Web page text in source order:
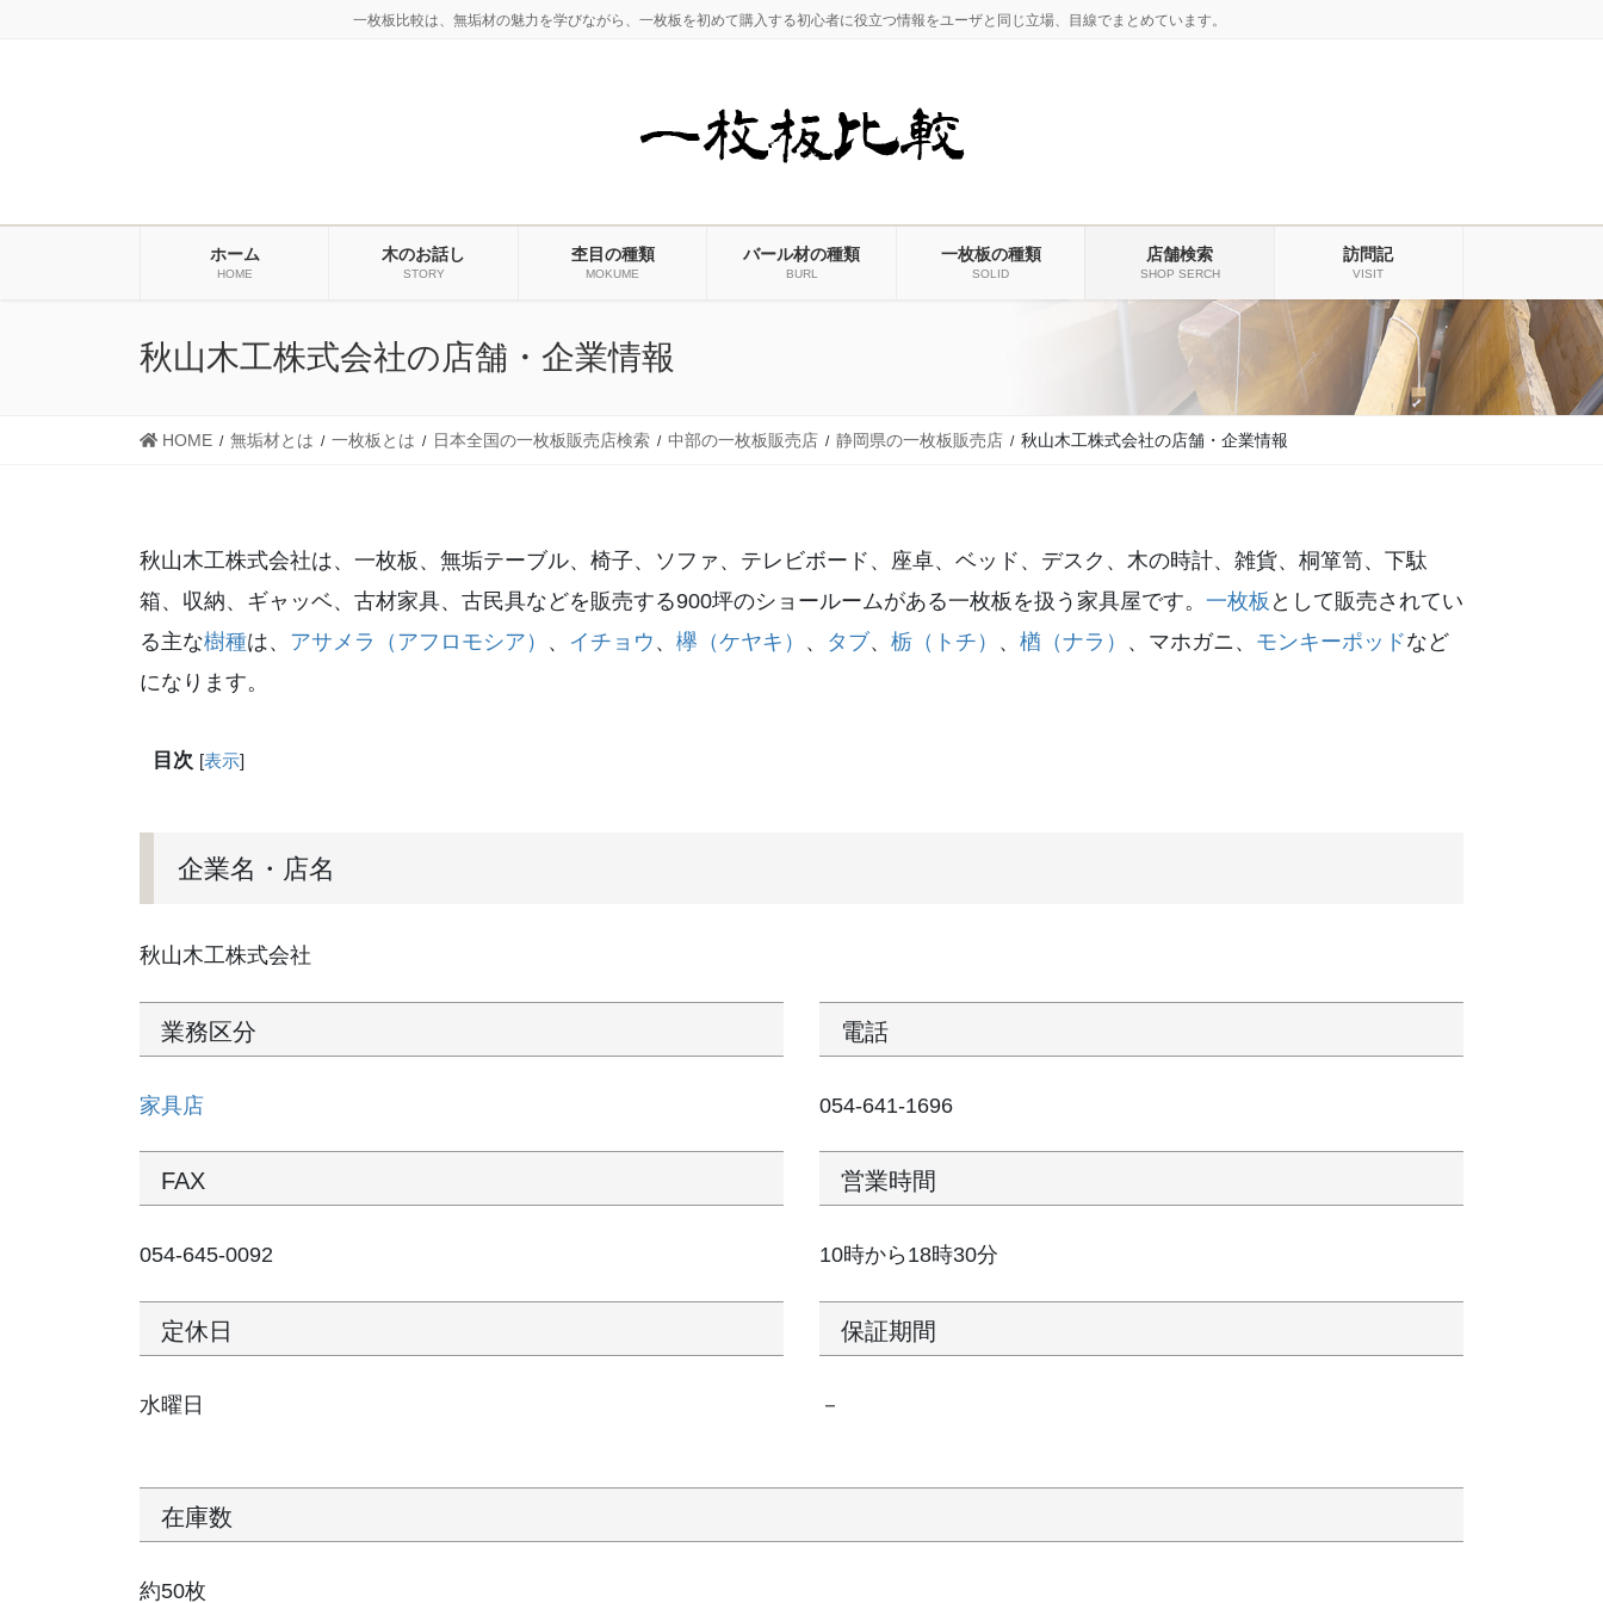
一枚板比較は、無垢材の魅力を学びながら、一枚板を初めて購入する初心者に役立つ情報をユーザと同じ立場、目線でまとめています。
ホーム
HOME
木のお話し
STORY
杢目の種類
MOKUME
バール材の種類
BURL
一枚板の種類
SOLID
店舗検索
SHOP SERCH
訪問記
VISIT
秋山木工株式会社の店舗・企業情報
HOME 無垢材とは 一枚板とは 日本全国の一枚板販売店検索 中部の一枚板販売店 静岡県の一枚板販売店 秋山木工株式会社の店舗・企業情報
秋山木工株式会社は、一枚板、無垢テーブル、椅子、ソファ、テレビボード、座卓、ベッド、デスク、木の時計、雑貨、桐箪笥、下駄
箱、収納、ギャッベ、古材家具、古民具などを販売する900坪のショールームがある一枚板を扱う家具屋です。 一枚板 として販売されてい
る主な樹種は、 アサメラ（アフロモシア） 、 イチョウ 、 欅（ケヤキ） 、 タブ、 栃（トチ） 、 楢（ナラ） 、マホガニ、 モンキーポッドなど
になります。
目次 [表示]
企業名・店名
秋山木工株式会社
業務区分
家具店
電話
054-641-1696
FAX
054-645-0092
営業時間
10時から18時30分
定休日
水曜日
保証期間
－
在庫数
約50枚